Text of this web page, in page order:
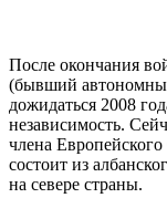
После окончания
(бывший
дожидаться 2008
независимость.
члена
состоит из
на севере страны.